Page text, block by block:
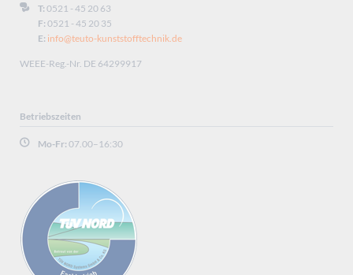
T: 0521 - 45 20 63
F: 0521 - 45 20 35
E: info@teuto-kunststofftechnik.de
WEEE-Reg.-Nr. DE 64299917
Betriebszeiten
Mo-Fr: 07.00–16:30